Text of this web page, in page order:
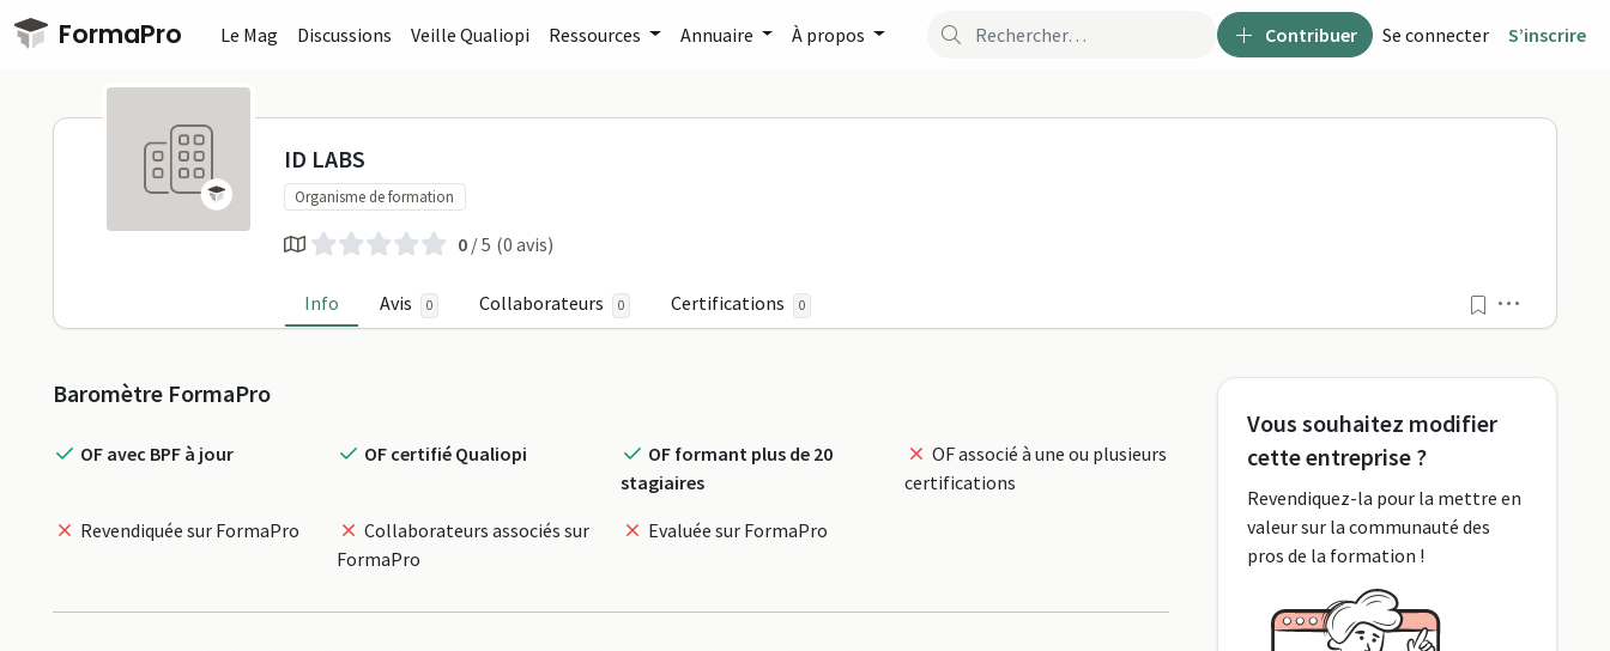
Passer au contenu principal
FormaPro Contribuer Se connecter S’inscrire
Le Mag Discussions Veille Qualiopi Ressources Annuaire À propos
ID LABS sur FormaPro
ID LABS
Organisme de formation
0 / 5 (0 avis)
Info Avis 0 Collaborateurs 0 Certifications 0
Profil
Baromètre FormaPro
OF avec BPF à jour OF certifié Qualiopi
OF formant plus de 20
stagiaires
OF associé à une ou plusieurs
certifications
Revendiquée sur FormaPro
Collaborateurs associés sur
FormaPro
Evaluée sur FormaPro
Vous souhaitez modifier
cette entreprise ?
Revendiquez-la pour la mettre en
valeur sur la communauté des
pros de la formation !